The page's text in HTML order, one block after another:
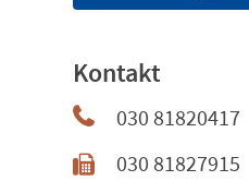
Kontakt
030 81820417
030 81827915